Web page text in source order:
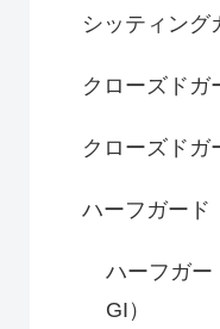
シッティング
クローズドガ
クローズドガ
ハーフガード
ハーフガー
GI）